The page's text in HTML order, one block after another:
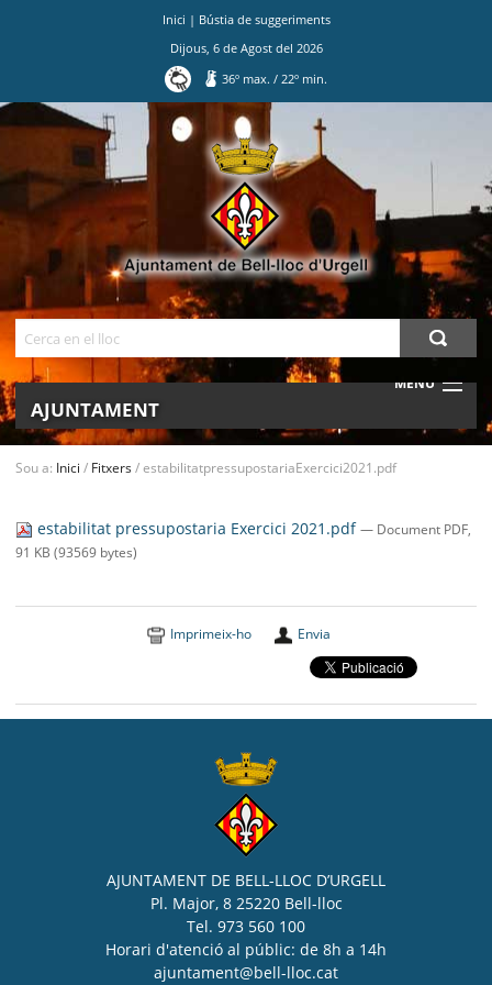
Inici | Bústia de suggeriments
Dijous, 6de Agostdel 2026
36º max./ 22º min.
MENU
AJUNTAMENT
BELL-LLOC SOLUCIONA
Sou a: Inici / Fitxers/estabilitatpressupostariaExercici2021.pdf
estabilitat pressupostaria Exercici 2021.pdf— Document PDF,
91 KB (93569 bytes)
Imprimeix-ho Envia
AJUNTAMENT DE BELL-LLOC D’URGELL
Pl. Major, 8 25220 Bell-lloc
Tel. 973 560 100
Horari d'atenció al públic: de 8h a 14h
ajuntament@bell-lloc.cat